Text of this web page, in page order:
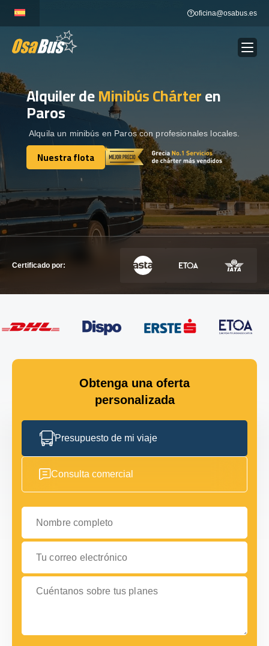
content
oficina@osabus.es
ALQUILER DE AUTOCARES Show dropdown
DESTINOS
RECORRIDAS Show dropdown
Alquiler deMinibús Chárteren
Paros
Alquila un minibús en Paros con profesionales locales.
Nuestra flota
Nuestra flota
Certificado por:
Obtenga una oferta
personalizada
Presupuesto de mi viaje
Consulta comercial
Nombre completo
Tu correo electrónico
Cuéntanos sobre tus planes